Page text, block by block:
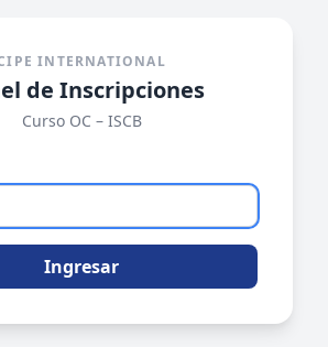
INTERNATIONAL
de Inscripciones
Curso OC – ISCB
Ingresar